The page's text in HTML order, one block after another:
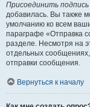
Присоединить подпись
добавилась. Вы также
умолчанию ко всем
параграфе «Отправка
разделе. Несмотря на
отдельных
отправки сообщения.
Вернуться к началу